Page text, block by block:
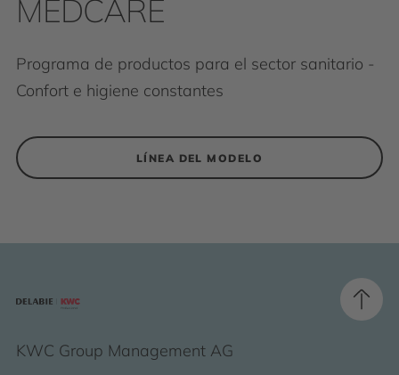
MEDCARE
Programa de productos para el sector sanitario -
Confort e higiene constantes
LÍNEA DEL MODELO
KWC Group Management AG